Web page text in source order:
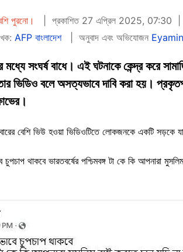
পুরনো। প্রকাশিত 27 এপ্রিল 2025, 07:30
AFP বাংলাদেশ অনুবাদ এবং অভিযোজন
মধ্যে সংঘর্ষ বাধে। এই ঘটনাকে কেন্দ্র করে
ভিডিও বলে অসত্যভাবে দাবি করা হয়।
বেশি ভিউ হওয়া ভিডিওটিতে লোকজনকে একটি সড়কে
থাকবে ভারতবর্ষের পশ্চিমবঙ্গ টা কে কি আপনারা